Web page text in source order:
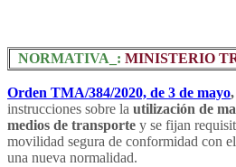
NORMATIVA_: MINISTERIO
Orden TMA/384/2020, de 3 de mayo,
instrucciones sobre la utilización de
medios de transporte y se fijan
movilidad segura de conformidad con
una nueva normalidad.